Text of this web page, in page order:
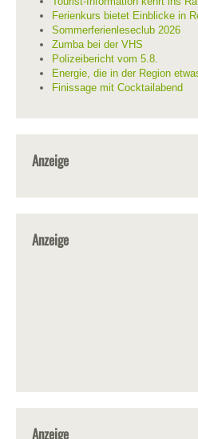
Ferienkurs bietet Einblicke in
Sommerferienleseclub 2026
Zumba bei der VHS
Polizeibericht vom 5.8.
Energie, die in der Region
Finissage mit Cocktailabend
Anzeige
Anzeige
Anzeige